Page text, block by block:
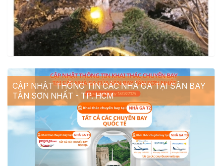
CẬP NHẬT THÔNG TIN CÁC NHÀ GA TẠI SÂN BAY
TÂN SƠN NHẤT - TP. HCM